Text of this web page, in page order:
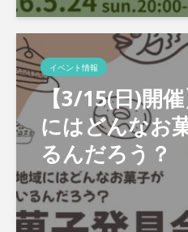
イベント情報
【3/15(日)開
にはどんなお
るんだろう？